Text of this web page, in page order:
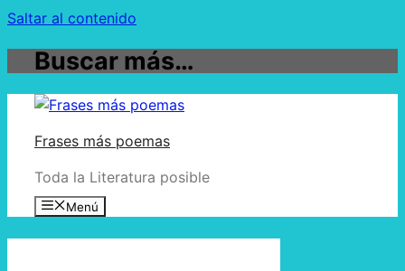
Saltar al contenido
Buscar más…
Frases más poemas
Toda la Literatura posible
Menú